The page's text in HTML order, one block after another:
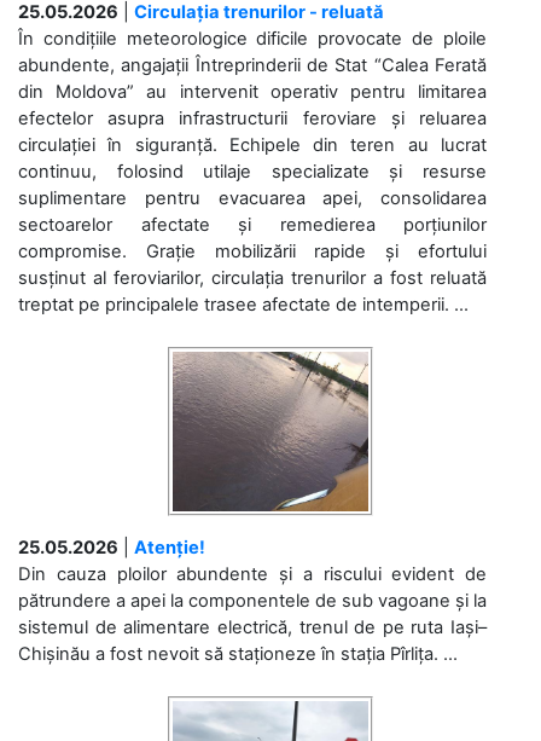
25.05.2026
Circulația trenurilor - reluată
În condițiile meteorologice dificile provocate de ploile
abundente, angajații Întreprinderii de Stat “Calea Ferată
din Moldova” au intervenit operativ pentru limitarea
efectelor asupra infrastructurii feroviare și reluarea
circulației în siguranță. Echipele din teren au lucrat
continuu, folosind utilaje specializate și resurse
suplimentare pentru evacuarea apei, consolidarea
sectoarelor afectate și remedierea porțiunilor
compromise. Grație mobilizării rapide și efortului
susținut al feroviarilor, circulația trenurilor a fost reluată
treptat pe principalele trasee afectate de intemperii. ...
25.05.2026
Atenție!
Din cauza ploilor abundente și a riscului evident de
pătrundere a apei la componentele de sub vagoane și la
sistemul de alimentare electrică, trenul de pe ruta Iași–
Chișinău a fost nevoit să staționeze în stația Pîrlița. ...